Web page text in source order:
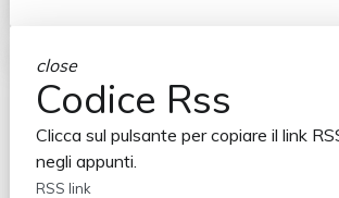
close
Codice Rss
Clicca sul pulsante per copiare il link
negli appunti.
RSS link